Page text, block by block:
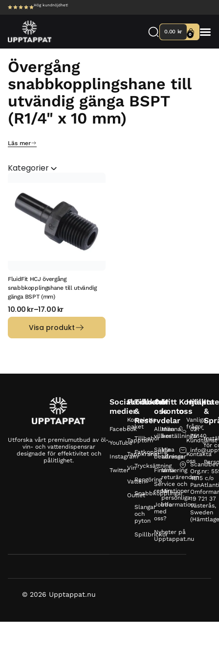
Hög kundnöjdhet!
0.00 kr 0
Övergång
snabbkopplingshane till
utvändig gänga BSPT
(R1/4" x 10 mm)
Läs mer
Kategorier
FluidFit HCJ övergång
snabbkopplingshane till utvändig
gänga BSPT (mm)
10.00 kr–17.00 kr
Visa produkt
Utforska vårt premiumutbud av öl-,
vin- och vattendispensrar
designade för effektivitet och
pålitlighet.
Sociala
medier
Facebook
YouTube
Instagram
Twitter
Produkter
Kompletta
paket
Tapptorn
Tappkranar
Vin
Vatten
Outlet
Tillbehör
&
Reservdelar
Tillbehör
Fatkoppling
Trycksättning
Rengöring
Snabbkopplingar
Slangar
och
pyton
Spillbrickor
Om
oss
Allmänna
villkor
Säkra
betalningar
Finansiering
Service och
reparationer
Jobba
med
oss?
Nyheter på
Upptappat.nu
Mitt
konto
Mina
beställningar
Mina
adresser
Mina
returärenden
Min
personliga
information
Kontakta
oss
021 -
75140
Scandbev
Org.nr:
4815 c/o
19 721 37
Västerås,
Sweden
Hjälp
Vanliga
frågor
Kundtjänst
Kontakta
oss
&
för
© 2026 Upptappat.nu